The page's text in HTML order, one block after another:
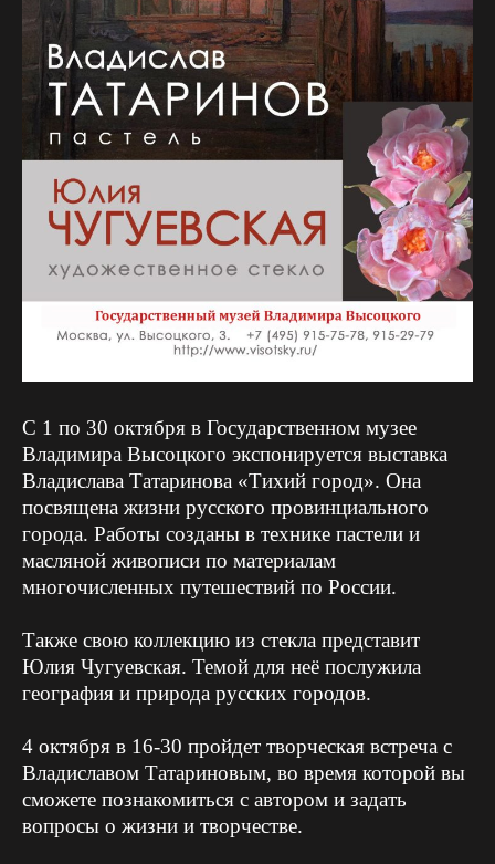
С 1 по 30 октября в Государственном музее
Владимира Высоцкого экспонируется выставка
Владислава Татаринова «Тихий город». Она
посвящена жизни русского провинциального
города. Работы созданы в технике пастели и
масляной живописи по материалам
многочисленных путешествий по России.
Также свою коллекцию из стекла представит
Юлия Чугуевская. Темой для неё послужила
география и природа русских городов.
4 октября в 16-30 пройдет творческая встреча с
Владиславом Татариновым, во время которой вы
сможете познакомиться с автором и задать
вопросы о жизни и творчестве.